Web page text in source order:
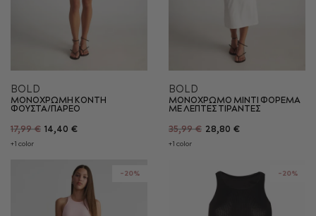
BOLD
ΜΟΝΟΧΡΩΜΗ ΚΟΝΤΗ
ΦΟΥΣΤΑ/ΠΑΡΕΟ
17,99 € 14,40 €
+1 color
BOLD
ΜΟΝΟΧΡΩΜΟ ΜΙΝΤΙ ΦΟΡΕΜΑ
ΜΕ ΛΕΠΤΕΣ ΤΙΡΑΝΤΕΣ
35,99 € 28,80 €
+1 color
-20% -20%